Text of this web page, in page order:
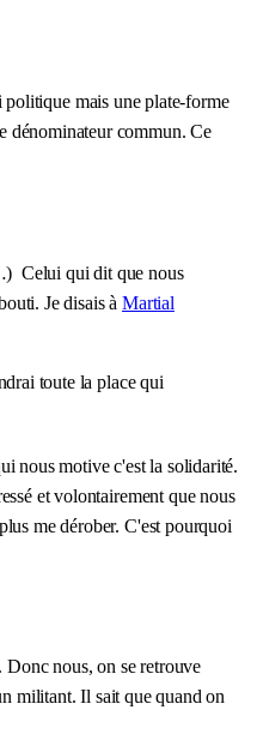
mais une plate-forme
dénominateur commun. Ce
Celui qui dit que nous
Je disais àMartial
toute la place qui
nous motive c'est la solidarité.
et volontairement que nous
me dérober. C'est pourquoi
Donc nous, on se retrouve
militant. Il sait que quand on